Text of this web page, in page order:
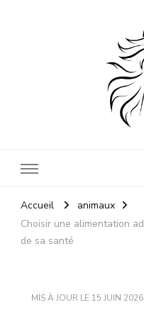
Accueil
animaux
Choisir une alimentation
de sa santé
MIS À JOUR LE 15 JUIN 2026